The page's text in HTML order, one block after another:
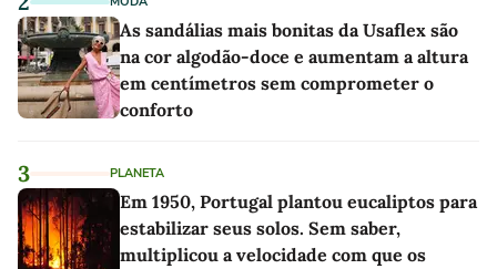
As sandálias mais bonitas da Usaflex são
na cor algodão-doce e aumentam a altura
em centímetros sem comprometer o
conforto
3 PLANETA
Em 1950, Portugal plantou eucaliptos para
estabilizar seus solos. Sem saber,
multiplicou a velocidade com que os